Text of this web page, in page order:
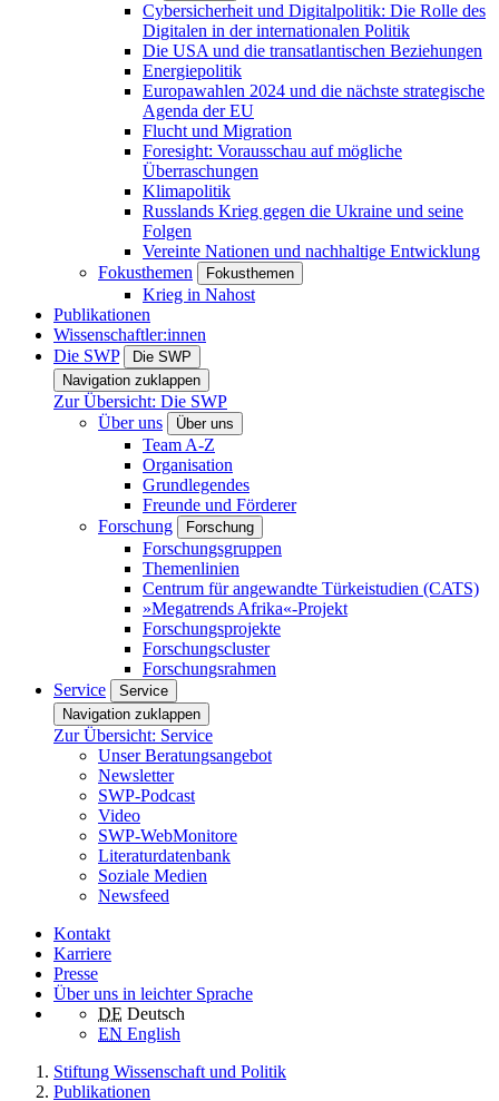
Cybersicherheit und Digitalpolitik: Die Rolle des
Digitalen in der internationalen Politik
Die USA und die transatlantischen Beziehungen
Energiepolitik
Europawahlen 2024 und die nächste strategische
Agenda der EU
Flucht und Migration
Foresight: Vorausschau auf mögliche
Überraschungen
Klimapolitik
Russlands Krieg gegen die Ukraine und seine
Folgen
Vereinte Nationen und nachhaltige Entwicklung
Fokusthemen
Fokusthemen
Krieg in Nahost
Publikationen
Wissenschaftler:innen
Die SWP
Die SWP
Navigation zuklappen
Zur Übersicht: Die SWP
Über uns
Über uns
Team A-Z
Organisation
Grundlegendes
Freunde und Förderer
Forschung
Forschung
Forschungsgruppen
Themenlinien
Centrum für angewandte Türkeistudien (CATS)
»Megatrends Afrika«-Projekt
Forschungsprojekte
Forschungscluster
Forschungsrahmen
Service
Service
Navigation zuklappen
Zur Übersicht: Service
Unser Beratungsangebot
Newsletter
SWP-Podcast
Video
SWP-WebMonitore
Literaturdatenbank
Soziale Medien
Newsfeed
Kontakt
Karriere
Presse
Über uns in leichter Sprache
DE Deutsch
EN English
Stiftung Wissenschaft und Politik
Publikationen